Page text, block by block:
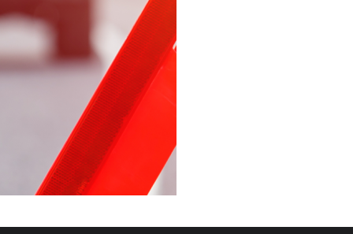
このページは現在利用できま
せん
Pagina non disponibile
هذه الصفحة غير متوفرة